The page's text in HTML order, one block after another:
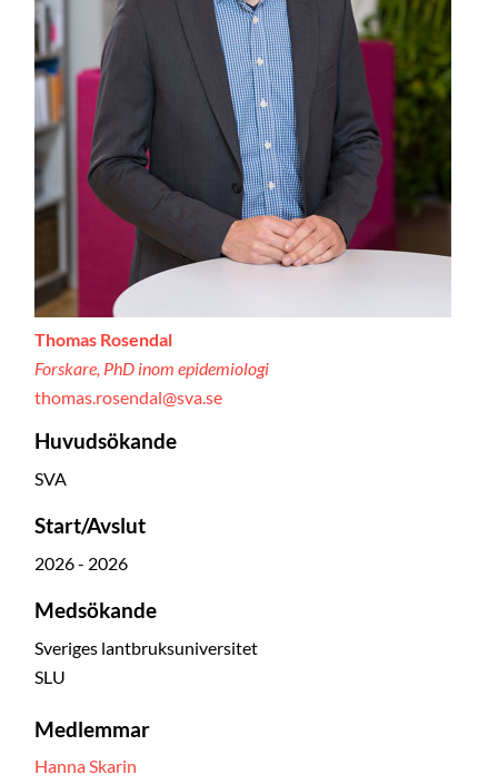
Thomas Rosendal
Forskare, PhD inom epidemiologi
thomas.rosendal@sva.se
Huvudsökande
SVA
Start/Avslut
2026 - 2026
Medsökande
Sveriges lantbruksuniversitet
SLU
Medlemmar
Hanna Skarin